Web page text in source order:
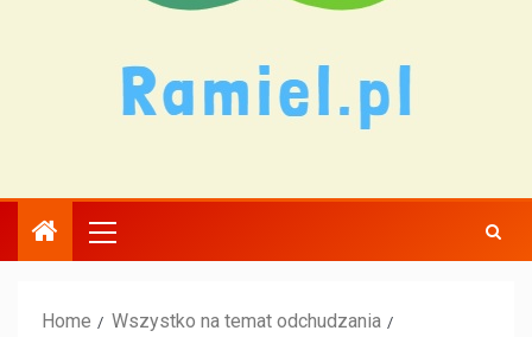
Home
Wszystko na temat odchudzania